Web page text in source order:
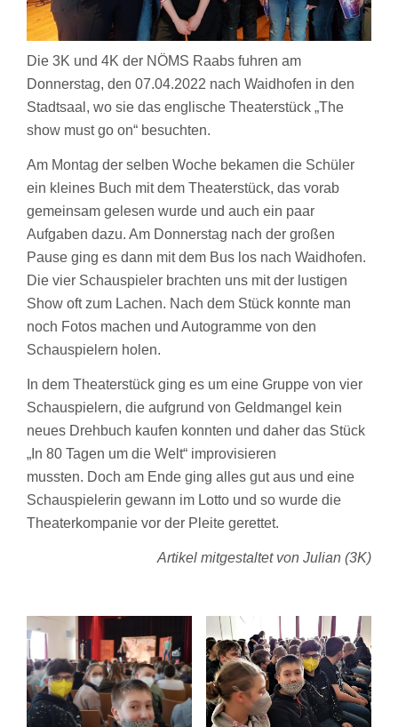
Die 3K und 4K der NÖMS Raabs fuhren am
Donnerstag, den 07.04.2022 nach Waidhofen in den
Stadtsaal, wo sie das englische Theaterstück „The
show must go on“ besuchten.
Am Montag der selben Woche bekamen die Schüler
ein kleines Buch mit dem Theaterstück, das vorab
gemeinsam gelesen wurde und auch ein paar
Aufgaben dazu. Am Donnerstag nach der großen
Pause ging es dann mit dem Bus los nach Waidhofen.
Die vier Schauspieler brachten uns mit der lustigen
Show oft zum Lachen. Nach dem Stück konnte man
noch Fotos machen und Autogramme von den
Schauspielern holen.
In dem Theaterstück ging es um eine Gruppe von vier
Schauspielern, die aufgrund von Geldmangel kein
neues Drehbuch kaufen konnten und daher das Stück
„In 80 Tagen um die Welt“ improvisieren
mussten. Doch am Ende ging alles gut aus und eine
Schauspielerin gewann im Lotto und so wurde die
Theaterkompanie vor der Pleite gerettet.
Artikel mitgestaltet von Julian (3K)